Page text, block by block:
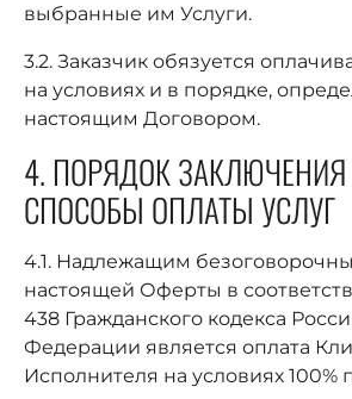
выбранные им Услуги.
3.2. Заказчик обязуется
на условиях и в порядке,
настоящим Договором.
4. ПОРЯДОК
СПОСОБЫ ОПЛАТЫ УСЛУГ
4.1. Надлежащим
настоящей Оферты в
438 Гражданского кодекса
Федерации является оплата
Исполнителя на условиях 100%